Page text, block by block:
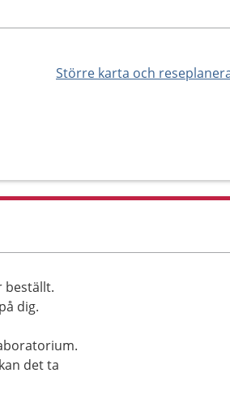
Större karta och
beställt.
dig.
det ta